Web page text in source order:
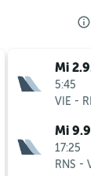
Mi 2.9.
5:45
VIE - RNS
Mi 9.9.
17:25
RNS - VIE